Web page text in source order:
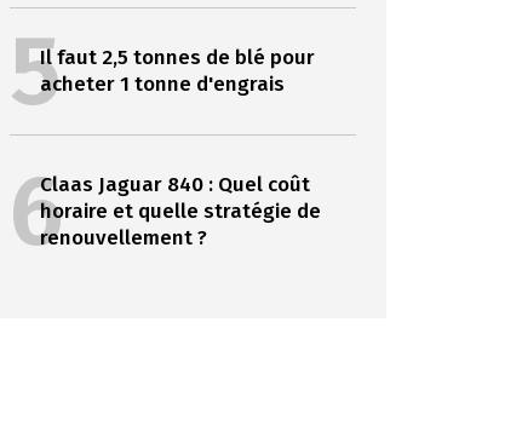
5Il faut 2,5 tonnes de blé pour
acheter 1 tonne d'engrais
6Claas Jaguar 840 : Quel coût
horaire et quelle stratégie de
renouvellement ?